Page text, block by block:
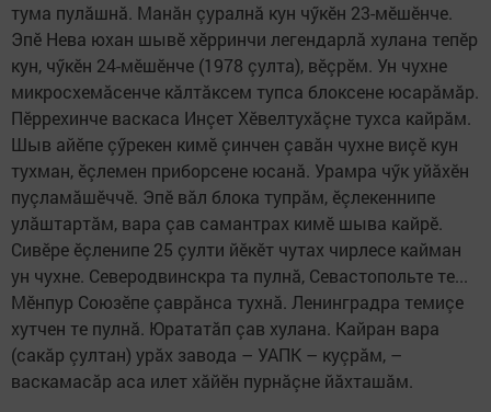
тума пулăшнă. Манăн çуралнă кун чӳкӗн 23-мӗшӗнче.
Эпӗ Нева юхан шывӗ хӗрринчи легендарлă хулана тепӗр
кун, чӳкӗн 24-мӗшӗнче (1978 çулта), вӗçрӗм. Ун чухне
микросхемăсенче кăлтăксем тупса блоксене юсарăмăр.
Пӗррехинче васкаса Инçет Хӗвелтухăçне тухса кайрăм.
Шыв айӗпе çӳрекен кимӗ çинчен çавăн чухне виçӗ кун
тухман, ӗçлемен приборсене юсанă. Урамра чӳк уйăхӗн
пуçламăшӗччӗ. Эпӗ вăл блока тупрăм, ӗçлекеннипе
улăштартăм, вара çав самантрах кимӗ шыва кайрӗ.
Сивӗре ӗçленипе 25 çулти йӗкӗт чутах чирлесе кайман
ун чухне. Северодвинскра та пулнă, Севастопольте те...
Мӗнпур Союзӗпе çаврăнса тухнă. Ленинградра темиçе
хутчен те пулнă. Юрататăп çав хулана. Кайран вара
(сакăр çултан) урăх завода – УАПК – куçрăм, –
васкамасăр аса илет хăйӗн пурнăçне йăхташăм.